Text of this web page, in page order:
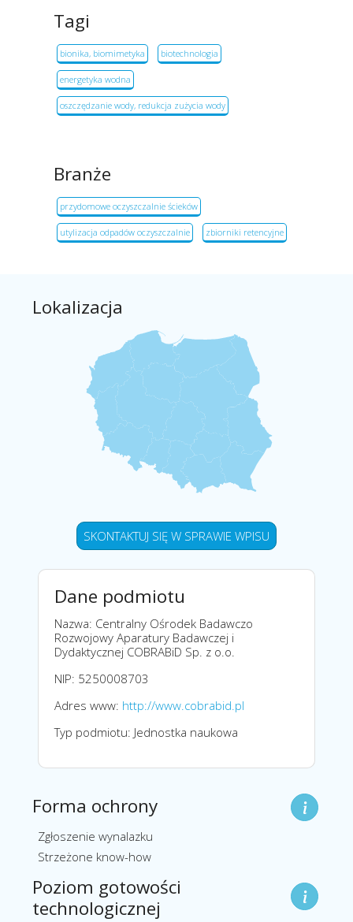
Tagi
bionika, biomimetyka biotechnologia
energetyka wodna
oszczędzanie wody, redukcja zużycia wody
Branże
przydomowe oczyszczalnie ścieków
utylizacja odpadów oczyszczalnie zbiorniki retencyjne
Lokalizacja
SKONTAKTUJ SIĘ W SPRAWIE WPISU
Dane podmiotu
Nazwa: Centralny Ośrodek Badawczo
Rozwojowy Aparatury Badawczej i
Dydaktycznej COBRABiD Sp. z o.o.
NIP: 5250008703
Adres www: http://www.cobrabid.pl
Typ podmiotu: Jednostka naukowa
Forma ochrony
Zgłoszenie wynalazku
Strzeżone know-how
Poziom gotowości
technologicznej